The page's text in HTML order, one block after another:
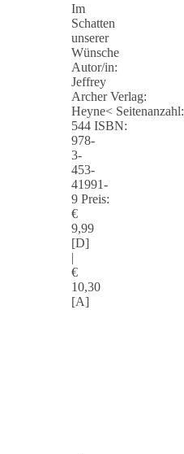
Im
Schatten
unserer
Wünsche
Autor/in:
Jeffrey
Archer Verlag:
Heyne< Seitenanzahl:
544 ISBN:
978-
3-
453-
41991-
9 Preis:
€
9,99
[D]
|
€
10,30
[A]